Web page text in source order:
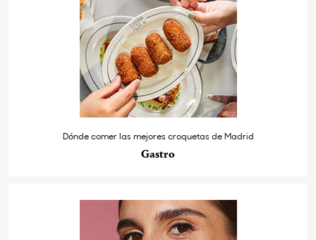
Dónde comer las mejores croquetas de Madrid
Gastro